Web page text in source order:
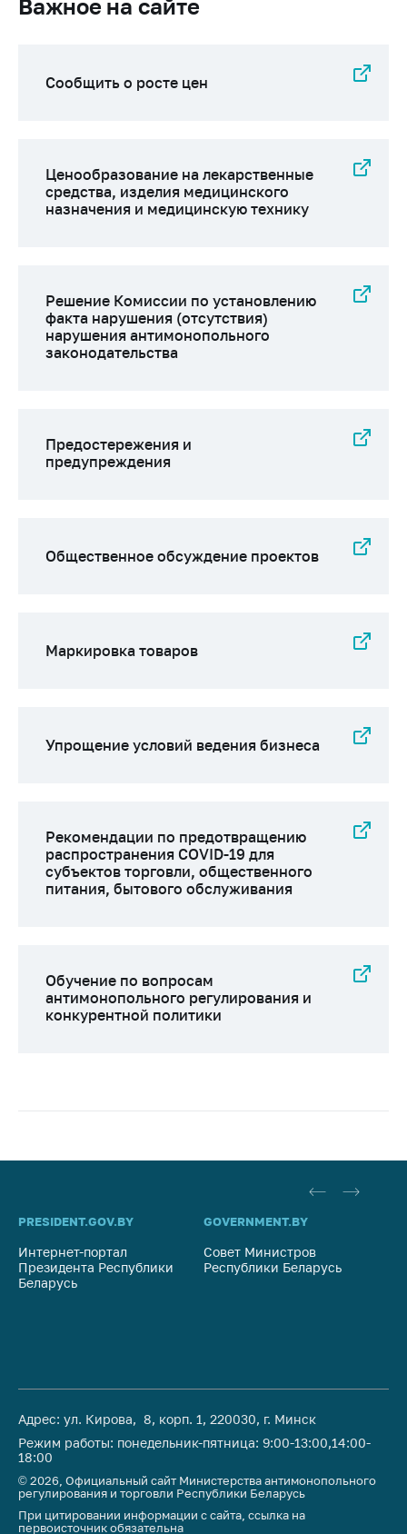
Важное на сайте
Сообщить о росте цен
Ценообразование на лекарственные
средства, изделия медицинского
назначения и медицинскую технику
Решение Комиссии по установлению
факта нарушения (отсутствия)
нарушения антимонопольного
законодательства
Предостережения и
предупреждения
Общественное обсуждение проектов
Маркировка товаров
Упрощение условий ведения бизнеса
Рекомендации по предотвращению
распространения COVID-19 для
субъектов торговли, общественного
питания, бытового обслуживания
Обучение по вопросам
антимонопольного регулирования и
конкурентной политики
PRESIDENT.GOV.BY
Интернет-портал
Президента Республики
Беларусь
GOVERNMENT.BY
Совет Министров
Республики Беларусь
Адрес: ул. Кирова, 8, корп. 1, 220030, г. Минск
Режим работы: понедельник-пятница: 9:00-13:00,14:00-
18:00
© 2026, Официальный сайт Министерства антимонопольного
регулирования и торговли Республики Беларусь
При цитировании информации с сайта, ссылка на
первоисточник обязательна